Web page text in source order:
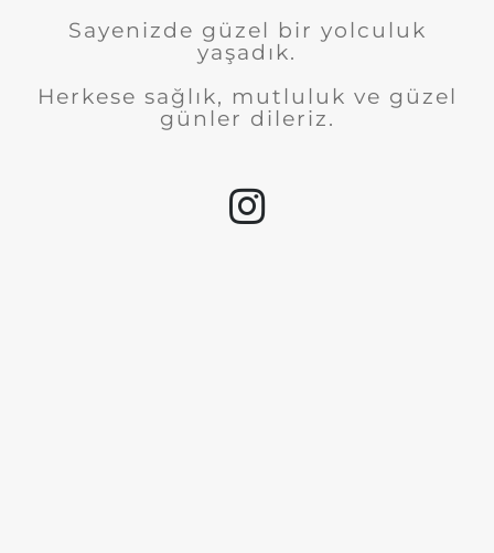
Sayenizde güzel bir yolculuk
yaşadık.
Herkese sağlık, mutluluk ve güzel
günler dileriz.